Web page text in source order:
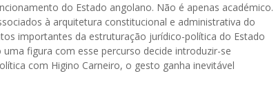
do Estado angolano. Não é apenas académico.
à arquitetura constitucional e administrativa do
importantes da estruturação jurídico-política do Estado
figura com esse percurso decide introduzir-se
com Higino Carneiro, o gesto ganha inevitável